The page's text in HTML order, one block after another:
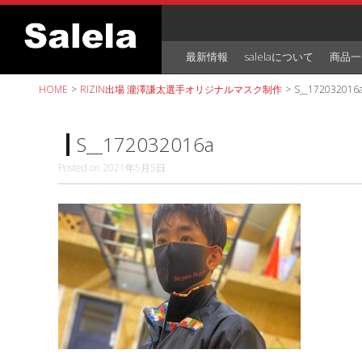
Skip
content
最新情報 salelaについて 商品
HOME > RIZIN出場 瀧澤謙太選手オリジナルマスク制作 > S__172032016a
S__172032016a
Posted on 2021年5月5日